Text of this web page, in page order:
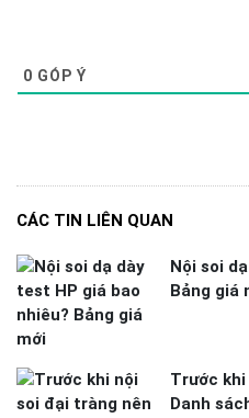
0 GÓP Ý
CÁC TIN LIÊN QUAN
Nội soi
Bảng giá
Trước
Danh